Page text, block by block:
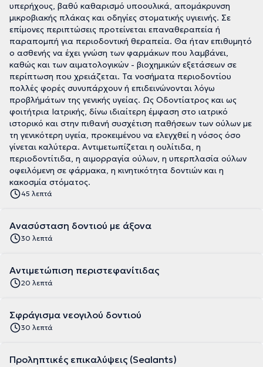
υπερήχους, βαθύ καθαρισμό υποουλικά, απομάκρυνση
μικροβιακής πλάκας και οδηγίες στοματικής υγιεινής. Σε
επίμονες περιπτώσεις προτείνεται επαναθεραπεία ή
παραπομπή για περιοδοντική θεραπεία. Θα ήταν επιθυμητό
ο ασθενής να έχει γνώση των φαρμάκων που λαμβάνει,
καθώς και των αιματολογικών - βιοχημικών εξετάσεων σε
περίπτωση που χρειάζεται. Τα νοσήματα περιοδοντίου
πολλές φορές συνυπάρχουν ή επιδεινώνονται λόγω
προβλήμάτων της γενικής υγείας. Ως Οδοντίατρος και ως
φοιτήτρια Ιατρικής, δίνω ιδιαίτερη έμφαση στο ιατρικό
ιστορικό και στην πιθανή συσχέτιση παθήσεων των ούλων με
τη γενικότερη υγεία, προκειμένου να ελεγχθεί η νόσος όσο
γίνεται καλύτερα. Αντιμετωπίζεται η ουλίτιδα, η
περιοδοντίτιδα, η αιμορραγία ούλων, η υπερπλασία ούλων
οφειλόμενη σε φάρμακα, η κινητικότητα δοντιών και η
κακοσμία στόματος.
45 λεπτά
Ανασύσταση δοντιού με άξονα
30 λεπτά
Αντιμετώπιση περιστεφανίτιδας
20 λεπτά
Σφράγισμα νεογιλού δοντιού
30 λεπτά
Προληπτικές επικαλύψεις (Sealants)